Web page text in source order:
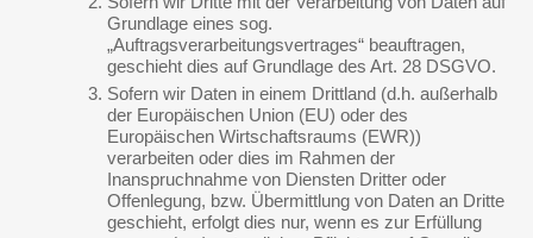
Grundlage eines sog.
„Auftragsverarbeitungsvertrages“ beauftragen,
geschieht dies auf Grundlage des Art. 28 DSGVO.
Sofern wir Daten in einem Drittland (d.h. außerhalb
der Europäischen Union (EU) oder des
Europäischen Wirtschaftsraums (EWR))
verarbeiten oder dies im Rahmen der
Inanspruchnahme von Diensten Dritter oder
Offenlegung, bzw. Übermittlung von Daten an Dritte
geschieht, erfolgt dies nur, wenn es zur Erfüllung